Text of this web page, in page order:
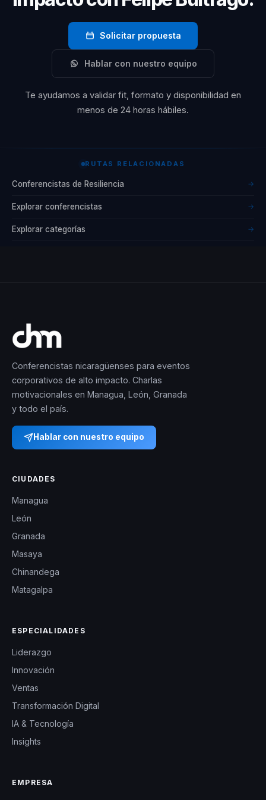
Solicitar propuesta
Hablar con nuestro equipo
Te ayudamos a validar fit, formato y disponibilidad en
menos de 24 horas hábiles.
RUTAS RELACIONADAS
Conferencistas de Resiliencia →
Explorar conferencistas →
Explorar categorías →
Conferencistas nicaragüenses para eventos
corporativos de alto impacto. Charlas
motivacionales en Managua, León, Granada
y todo el país.
Hablar con nuestro equipo
CIUDADES
Managua
León
Granada
Masaya
Chinandega
Matagalpa
ESPECIALIDADES
Liderazgo
Innovación
Ventas
Transformación Digital
IA & Tecnología
Insights
EMPRESA